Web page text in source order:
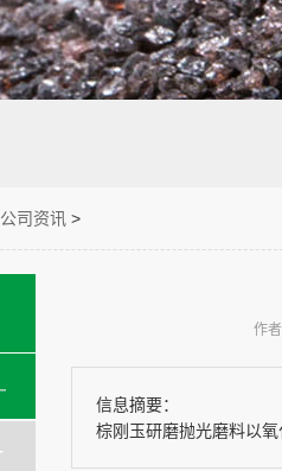
公司资讯 >
作
信息摘要：
棕刚玉研磨抛光磨料以